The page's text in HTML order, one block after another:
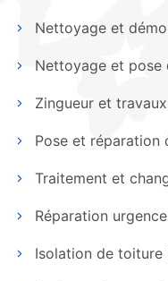
Nettoyage et
Nettoyage et pose
Zingueur et
Pose et réparation
Traitement et
Réparation
Isolation de toiture